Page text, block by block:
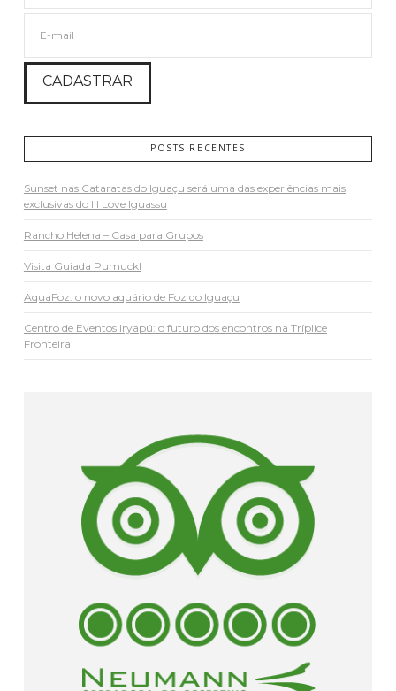
POSTS RECENTES
Sunset nas Cataratas do Iguaçu será uma das experiências mais
exclusivas do III Love Iguassu
Rancho Helena – Casa para Grupos
Visita Guiada Pumuckl
AquaFoz: o novo aquário de Foz do Iguaçu
Centro de Eventos Iryapú: o futuro dos encontros na Tríplice
Fronteira